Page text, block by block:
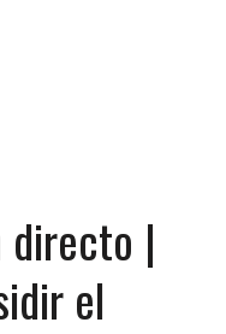
directo |
el